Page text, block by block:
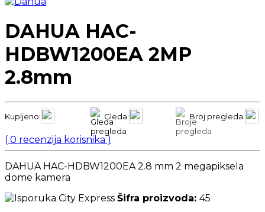
DAHUA HAC-
HDBW1200EA 2MP
2.8mm
Kupljeno: Gleda: Broj pregleda:
( 0 recenzija korisnika )
DAHUA HAC-HDBW1200EA 2.8 mm 2 megapiksela
dome kamera
Šifra proizvoda: 45